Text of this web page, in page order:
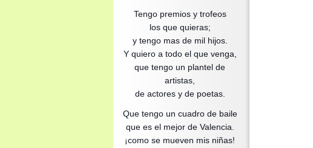
Tengo premios y trofeos
los que quieras;
y tengo mas de mil hijos.
Y quiero a todo el que venga,
que tengo un plantel de
artistas,
de actores y de poetas.
Que tengo un cuadro de baile
que es el mejor de Valencia.
¡como se mueven mis niñas!